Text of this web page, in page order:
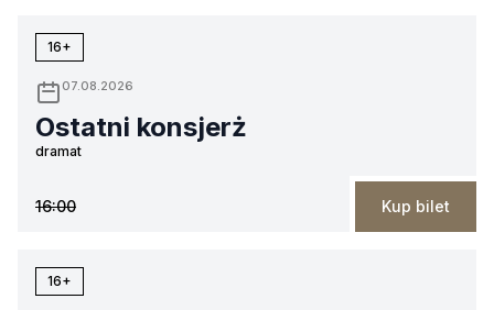
16+
07.08.2026
Ostatni konsjerż
dramat
16:00 Kup bilet
16+